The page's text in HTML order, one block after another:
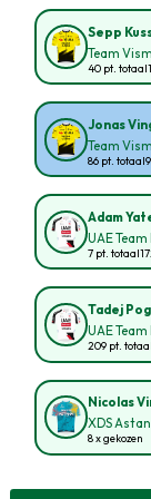
Sepp
Team
40 pt. totaal
Jonas
Team
86 pt. totaal
Adam
UAE
7 pt. totaal
Tadej
UAE
209 pt.
Nicolas
XDS
8 x gekozen